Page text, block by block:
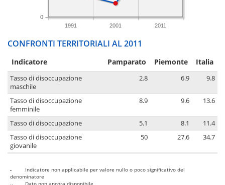
1991 2001 2011
0
CONFRONTI TERRITORIALI AL 2011
Indicatore Pamparato Piemonte Italia
Tasso di disoccupazione
maschile
2.8 6.9 9.8
Tasso di disoccupazione
femminile
8.9 9.6 13.6
Tasso di disoccupazione 5.1 8.1
11.4
Tasso di disoccupazione
giovanile
50 27.6 34.7
-
Indicatore non applicabile per valore nullo o poco significativo del
denominatore